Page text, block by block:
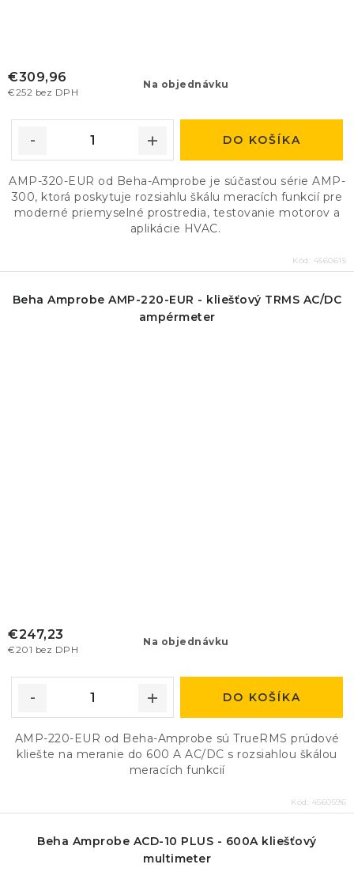
Na objednávku
€252 bez DPH
€309,96
DO KOŠÍKA
AMP-320-EUR od Beha-Amprobe je súčasťou série AMP-
300, ktorá poskytuje rozsiahlu škálu meracích funkcií pre
moderné priemyselné prostredia, testovanie motorov a
aplikácie HVAC.
Kód: 4560615
Beha Amprobe AMP-220-EUR - kliešťový TRMS AC/DC
ampérmeter
Na objednávku
€201 bez DPH
€247,23
DO KOŠÍKA
AMP-220-EUR od Beha-Amprobe sú TrueRMS prúdové
kliešte na meranie do 600 A AC/DC s rozsiahlou škálou
meracích funkcií
Kód: 4560596
Beha Amprobe ACD-10 PLUS - 600A kliešťový
multimeter